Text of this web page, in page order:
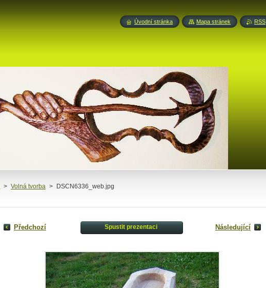
> Volná tvorba > DSCN6336_web.jpg
Předchozí Spustit prezentaci Následující
Úvodní stránka Mapa stránek RSS